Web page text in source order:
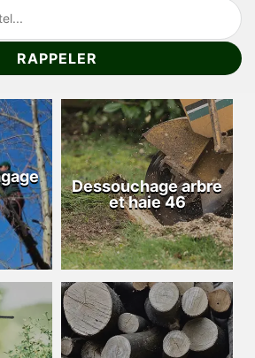
Dessouchage arbre
et haie 46